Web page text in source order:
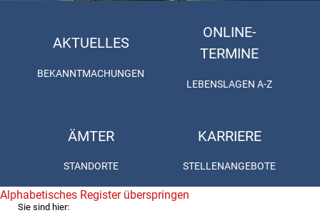
AKTUELLES
BEKANNTMACHUNGEN
ONLINE-
TERMINE
LEBENSLAGEN A-Z
ÄMTER
STANDORTE
KARRIERE
STELLENANGEBOTE
Sie sind hier:
Alphabetisches Register überspringen